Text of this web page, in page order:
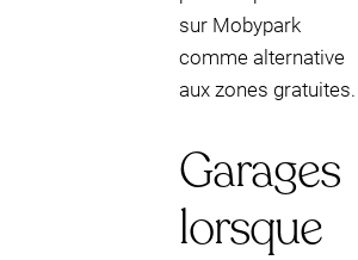
sur Mobypark
comme alternative
aux zones gratuites.
Garages
lorsque